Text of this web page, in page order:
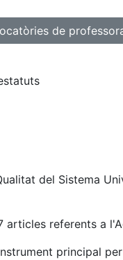
de
del Sistema
articles referents a
principal